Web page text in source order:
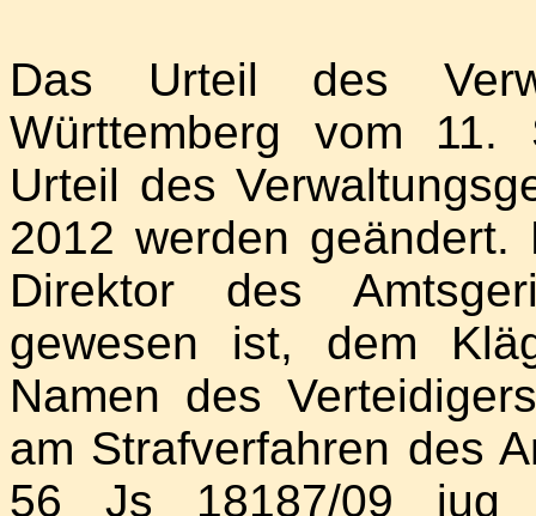
Das Urteil des
Württemberg vom 11.
Urteil des
2012 werden
Direktor des
gewesen ist, dem
Namen des
am Strafverfahren des
56 Js 18187/09 jug